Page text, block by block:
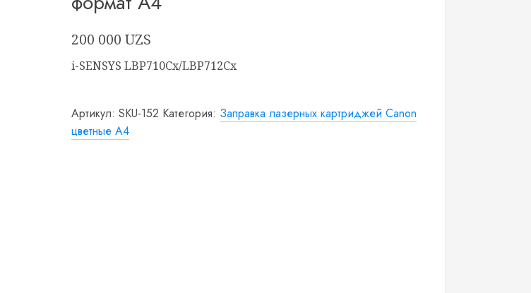
200 000UZS
i-SENSYS LBP710Cx/LBP712Cx
Артикул:SKU-152 Категория: Заправка лазерных картриджей Canon
цветные А4